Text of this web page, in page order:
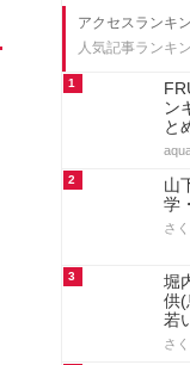
アクセスランキ
人気記事ランキ
1
ン
と
2
山
学
さ
3
堀
供(
若
さ